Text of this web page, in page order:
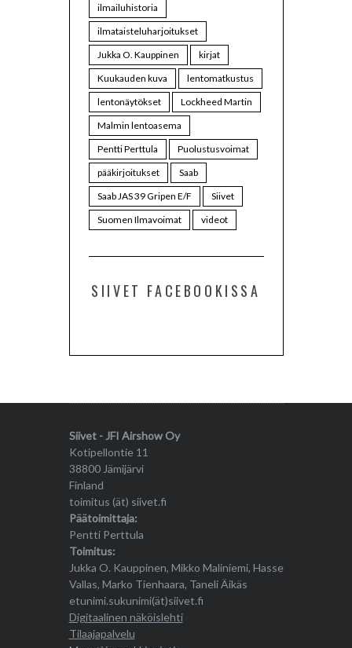
ilmailuhistoria
ilmataisteluharjoitukset
Jukka O. Kauppinen
kirjat
Kuukauden kuva
lentomatkustus
lentonäytökset
Lockheed Martin
Malmin lentoasema
Pentti Perttula
Puolustusvoimat
pääkirjoitukset
Saab
Saab JAS 39 Gripen E/F
Siivet
Suomen Ilmavoimat
videot
SIIVET FACEBOOKISSA
Siivet - JFI Airshow Oy
Kotipellontie 11
38800 Jämijärvi
Finland
toimitus (ät) siivet.fi
Päätoimittaja:
Pentti Perttula
Toimitus:
Jukka O. Kauppinen, Mikko Maliniemi, Hasse
Vallas, Marko Tienhaara, Taneli Äikäs
etunimi.sukunimi(ät)siivet.fi
Digitaalinen näköislehti
Tilaajapalvelu